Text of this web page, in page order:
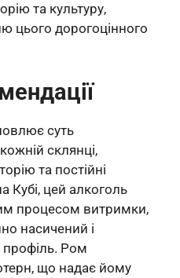
та культуру,
цього дорогоцінного
суть
склянці,
та постійні
Кубі, цей алкоголь
процесом витримки,
насичений і
Ром
що надає йому